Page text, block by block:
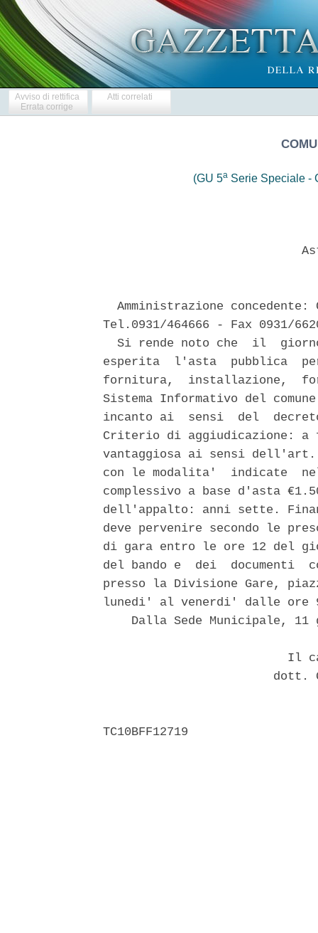
Avviso di rettifica
Errata corrige
Atti correlati
(GU 5a Serie Speciale -
Amministrazione concedente:
Tel.0931/464666 - Fax 0931/
Si rende noto che  il
esperita  l'asta  pubblica
fornitura,  installazione,
Sistema Informativo del
incanto ai  sensi  del
Criterio di aggiudicazione: a
vantaggiosa ai sensi
con le modalita'  indicate
complessivo a base d'asta
dell'appalto: anni sette.
deve pervenire secondo le
di gara entro le ore 12 del
del bando e  dei  documenti
presso la Divisione Gare,
lunedi' al venerdi' dalle ore
Dalla Sede Municipale, 11
Il